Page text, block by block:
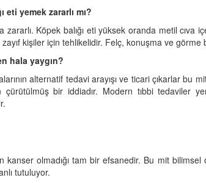
eti yemek zararlı mı?
zararlı. Köpek balığı eti yüksek oranda metil cıva
zayıf kişiler için tehlikelidir. Felç, konuşma ve
hala yaygın?
alternatif tedavi arayışı ve ticari çıkarlar bu
bir iddiadır. Modern tıbbi tedaviler
kanser olmadığı tam bir efsanedir. Bu mit
tutuluyor.